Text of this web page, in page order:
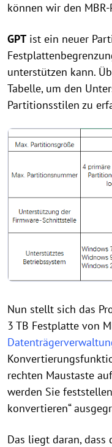
können wir den
GPT ist ein neuer
unterstützen kann.
Tabelle, um den
Partitionsstilen zu
Nun stellt sich das
3 TB Festplatte von
rechten Maustaste
werden Sie
konvertieren“
Das liegt daran, dass